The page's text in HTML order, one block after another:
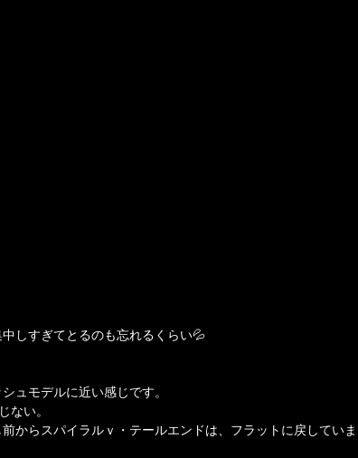
しすぎてとるのも忘れるくらい💦
ュモデルに近い感じです。
ない。
からスパイラルｖ・テールエンドは、フラットに戻していま